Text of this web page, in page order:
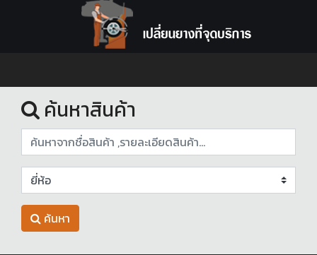
ค้นหาสินค้า
ค้นหา